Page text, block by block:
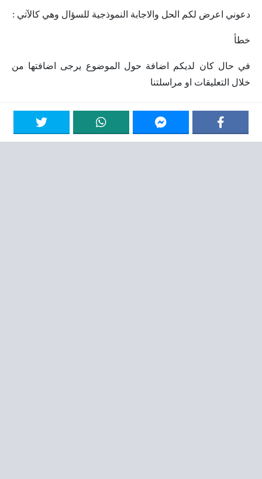
دعوني اعرض لكم الحل والاجابة النموذجية للسؤال وهي كالآتي :
خطأ
في حال كان لديكم اضافة حول الموضوع يرجى اضافتها من
خلال التعليقات او مراسلتنا